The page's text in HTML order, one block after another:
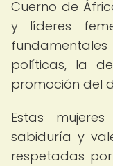
Cuerno de
y líderes
políticas, la
promoción del
Estas
sabiduría y
respetadas